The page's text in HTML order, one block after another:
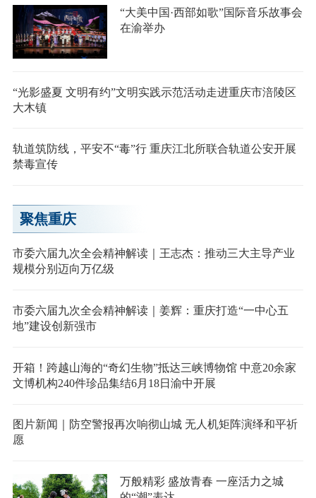
“大美中国·西部如歌”国际音乐故事会
在渝举办
“光影盛夏 文明有约”文明实践示范活动走进重庆市涪陵区
大木镇
轨道筑防线，平安不“毒”行 重庆江北所联合轨道公安开展
禁毒宣传
聚焦重庆
市委六届九次全会精神解读｜王志杰：推动三大主导产业
规模分别迈向万亿级
市委六届九次全会精神解读｜姜辉：重庆打造“一中心五
地”建设创新强市
开箱！跨越山海的“奇幻生物”抵达三峡博物馆 中意20余家
文博机构240件珍品集结6月18日渝中开展
图片新闻｜防空警报再次响彻山城 无人机矩阵演绎和平祈
愿
万般精彩 盛放青春 一座活力之城